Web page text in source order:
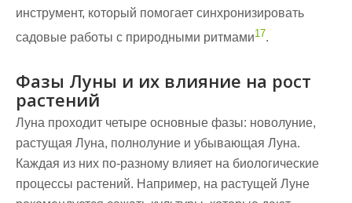
инструмент, который помогает синхронизировать
садовые работы с природными ритмами17.
Фазы Луны и их влияние на рост
растений
Луна проходит четыре основные фазы: новолуние,
растущая Луна, полнолуние и убывающая Луна.
Каждая из них по-разному влияет на биологические
процессы растений. Например, на растущей Луне